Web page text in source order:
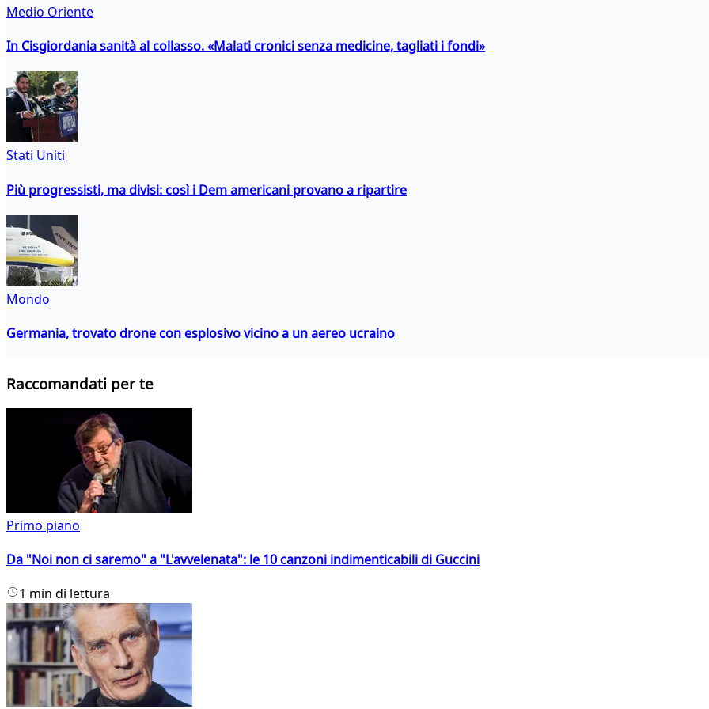
Medio Oriente
In Cisgiordania sanità al collasso. «Malati cronici senza medicine, tagliati i fondi»
Stati Uniti
Più progressisti, ma divisi: così i Dem americani provano a ripartire
Mondo
Germania, trovato drone con esplosivo vicino a un aereo ucraino
Raccomandati per te
Primo piano
Da "Noi non ci saremo" a "L'avvelenata": le 10 canzoni indimenticabili di Guccini
1 min di lettura